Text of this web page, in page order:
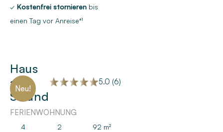
✓ Kostenfrei stornieren bis
einen Tag vor Anreise*¹
Neu!
Haus
am
Strand
5.0 (6)
FERIENWOHNUNG
4
2
92 m²